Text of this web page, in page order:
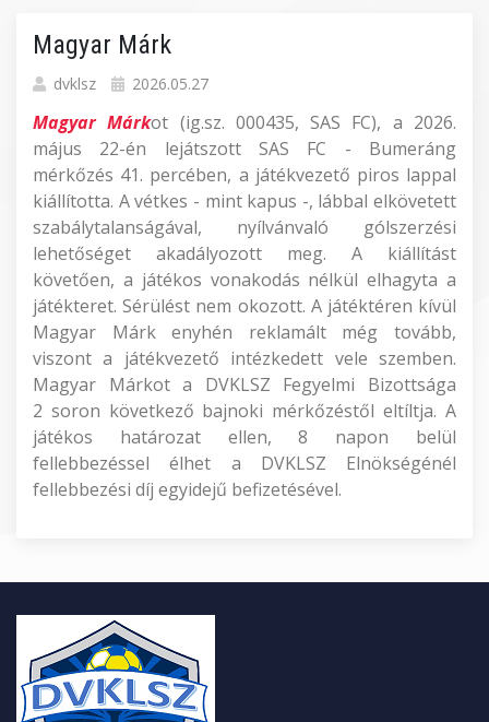
Magyar Márk
dvklsz 2026.05.27
Magyar Márkot (ig.sz. 000435, SAS FC), a 2026.
május 22-én lejátszott SAS FC - Bumeráng
mérkőzés 41. percében, a játékvezető piros lappal
kiállította. A vétkes - mint kapus -, lábbal elkövetett
szabálytalanságával, nyílvánvaló gólszerzési
lehetőséget akadályozott meg. A kiállítást
követően, a játékos vonakodás nélkül elhagyta a
játékteret. Sérülést nem okozott. A játéktéren kívül
Magyar Márk enyhén reklamált még tovább,
viszont a játékvezető intézkedett vele szemben.
Magyar Márkot a DVKLSZ Fegyelmi Bizottsága
2 soron következő bajnoki mérkőzéstől eltíltja. A
játékos határozat ellen, 8 napon belül
fellebbezéssel élhet a DVKLSZ Elnökségénél
fellebbezési díj egyidejű befizetésével.